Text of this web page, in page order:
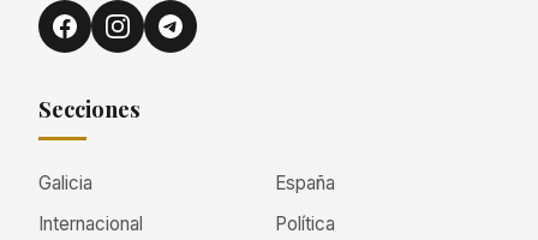
Secciones
Galicia
España
Internacional
Política